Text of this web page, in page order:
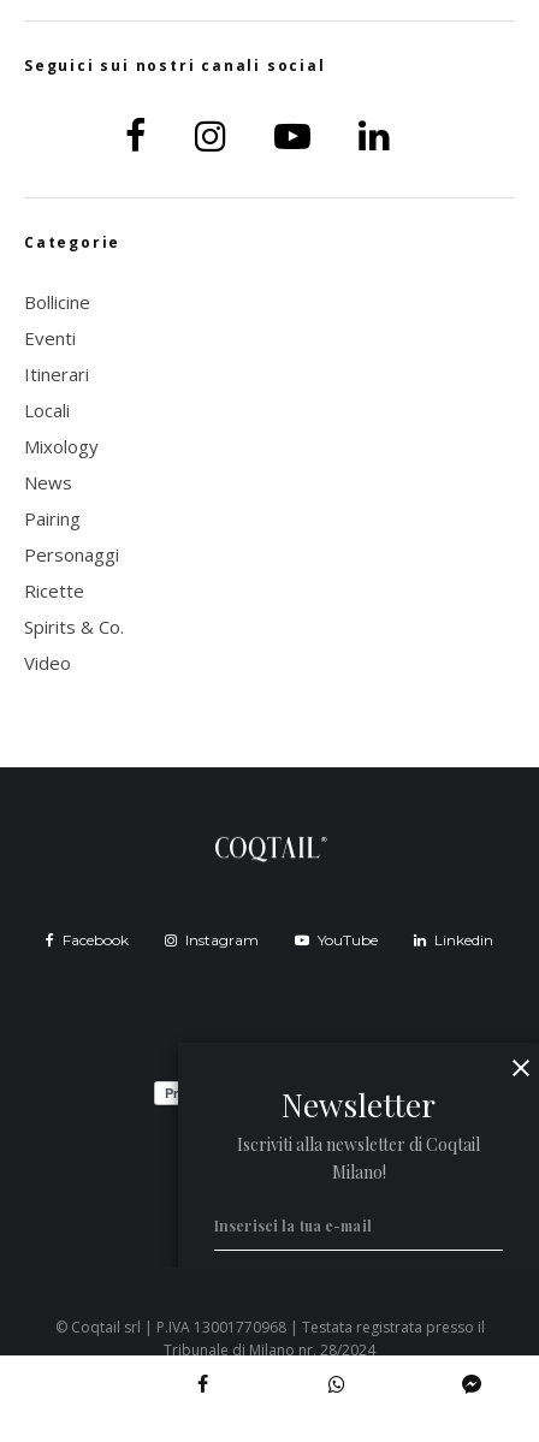
Seguici sui nostri canali social
Categorie
Bollicine
Eventi
Itinerari
Locali
Mixology
News
Pairing
Personaggi
Ricette
Spirits & Co.
Video
Facebook Instagram YouTube Linkedin
Newsletter
Iscriviti alla newsletter di Coqtail
Milano!
Privacy Policy
© Coqtail srl | P.IVA 13001770968 | Testata registrata presso il
Tribunale di Milano nr. 28/2024